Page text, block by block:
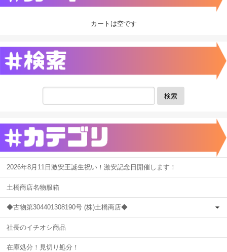
カートは空です
検索
2026年8月11日激安王誕生祝い！激安記念日開催します！
土橋商店名物服箱
◆古物第304401308190号 (株)土橋商店◆
社長のイチオシ商品
在庫処分！見切り処分！